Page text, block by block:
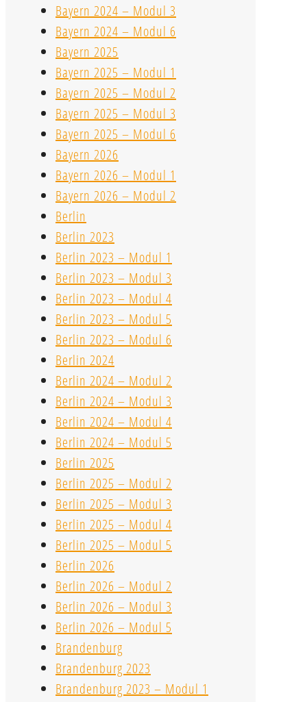
Bayern 2024 – Modul 3
Bayern 2024 – Modul 6
Bayern 2025
Bayern 2025 – Modul 1
Bayern 2025 – Modul 2
Bayern 2025 – Modul 3
Bayern 2025 – Modul 6
Bayern 2026
Bayern 2026 – Modul 1
Bayern 2026 – Modul 2
Berlin
Berlin 2023
Berlin 2023 – Modul 1
Berlin 2023 – Modul 3
Berlin 2023 – Modul 4
Berlin 2023 – Modul 5
Berlin 2023 – Modul 6
Berlin 2024
Berlin 2024 – Modul 2
Berlin 2024 – Modul 3
Berlin 2024 – Modul 4
Berlin 2024 – Modul 5
Berlin 2025
Berlin 2025 – Modul 2
Berlin 2025 – Modul 3
Berlin 2025 – Modul 4
Berlin 2025 – Modul 5
Berlin 2026
Berlin 2026 – Modul 2
Berlin 2026 – Modul 3
Berlin 2026 – Modul 5
Brandenburg
Brandenburg 2023
Brandenburg 2023 – Modul 1